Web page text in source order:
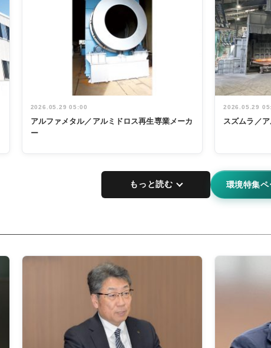
2026.05.29 05:00
アルファメタル／アルミドロス再生専業メーカ
ー
2026.05.29
スズムラ／
もっと読む 環境特集ペ